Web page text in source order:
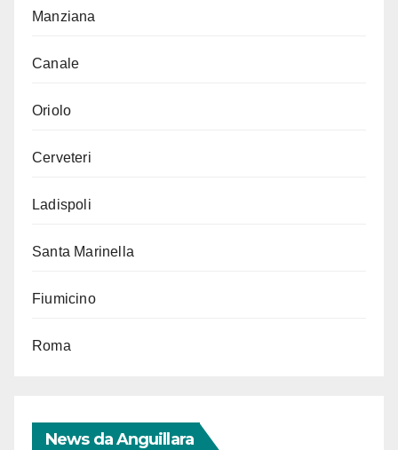
Manziana
Canale
Oriolo
Cerveteri
Ladispoli
Santa Marinella
Fiumicino
Roma
News da Anguillara